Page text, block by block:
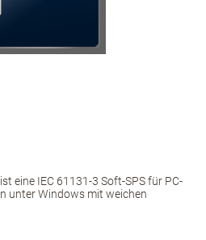
eine IEC 61131-3 Soft-SPS für PC-
unter Windows mit weichen